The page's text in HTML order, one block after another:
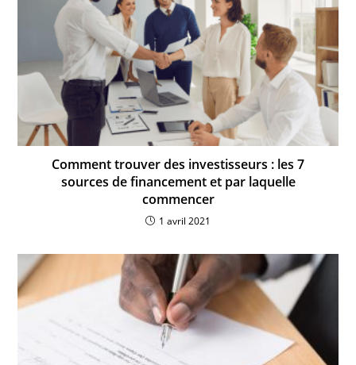
Comment trouver des investisseurs : les 7
sources de financement et par laquelle
commencer
1 avril 2021